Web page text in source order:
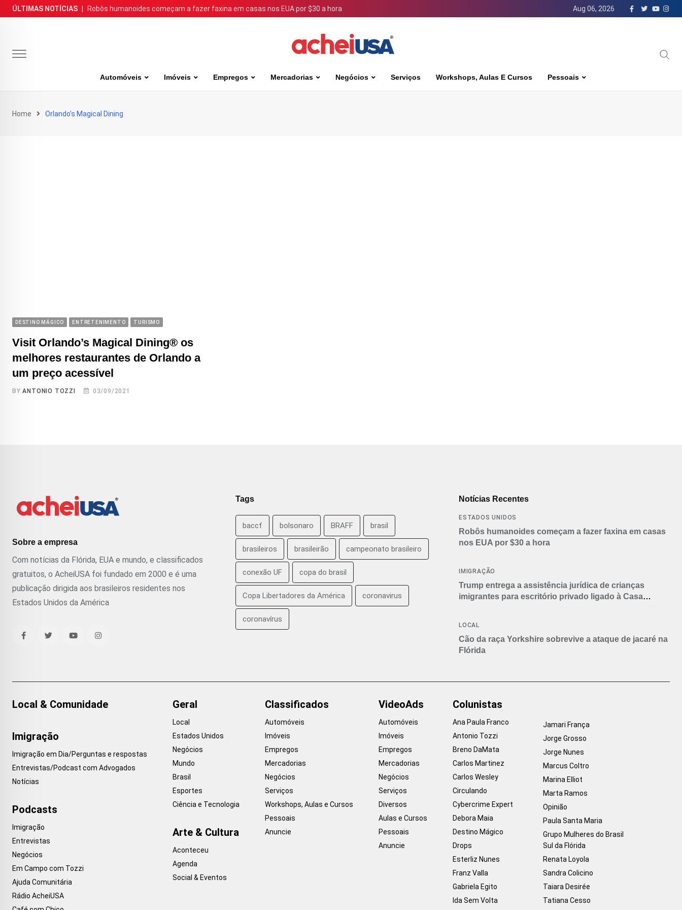
Skip
to
ÚLTIMAS NOTÍCIAS Robôs humanoides começam a fazer faxina em casas nos EUA por $30 a hora Aug 06, 2026
Automóveis Imóveis Empregos Mercadorias Negócios Serviços Workshops, Aulas E Cursos Pessoais
Home Orlando’s Magical Dining
DESTINO MÁGICO ENTRETENIMENTO TURISMO
Visit Orlando’s Magical Dining® os
melhores restaurantes de Orlando a
um preço acessível
BYANTONIO TOZZI 03/09/2021
Sobre a empresa
Com notícias da Flórida, EUA e mundo, e classificados
gratuitos, o AcheiUSA foi fundado em 2000 e é uma
publicação dirigida aos brasileiros residentes nos
Estados Unidos da América
Tags
baccf bolsonaro BRAFF brasil
brasileiros brasileirão campeonato brasileiro
conexão UF copa do brasil
Copa Libertadores da América coronavirus
coronavírus
Notícias Recentes
ESTADOS UNIDOS
Robôs humanoides começam a fazer faxina em casas
nos EUA por $30 a hora
IMIGRAÇÃO
Trump entrega a assistência jurídica de crianças
imigrantes para escritório privado ligado à Casa
LOCAL
Cão da raça Yorkshire sobrevive a ataque de jacaré na
Flórida
Local & Comunidade
Imigração
Imigração em Dia/Perguntas e respostas
Entrevistas/Podcast com Advogados
Notícias
Podcasts
Imigração
Entrevistas
Negócios
Em Campo com Tozzi
Ajuda Comunitária
Rádio AcheiUSA
Geral
Local
Estados Unidos
Negócios
Mundo
Brasil
Esportes
Ciência e Tecnologia
Arte & Cultura
Aconteceu
Agenda
Social & Eventos
Classificados
Automóveis
Imóveis
Empregos
Mercadorias
Negócios
Serviços
Workshops, Aulas e Cursos
Pessoais
Anuncie
VideoAds
Automóveis
Imóveis
Empregos
Mercadorias
Negócios
Serviços
Diversos
Aulas e Cursos
Pessoais
Anuncie
Colunistas
Ana Paula Franco
Antonio Tozzi
Breno DaMata
Carlos Martinez
Carlos Wesley
Circulando
Cybercrime Expert
Debora Maia
Destino Mágico
Drops
Esterliz Nunes
Franz Valla
Gabriela Egito
Ida Sem Volta
Jamari França
Jorge Grosso
Jorge Nunes
Marcus Coltro
Marina Elliot
Marta Ramos
Opinião
Paula Santa Maria
Grupo Mulheres do Brasil
Sul da Flórida
Renata Loyola
Sandra Colicino
Taiara Desirée
Tatiana Cesso